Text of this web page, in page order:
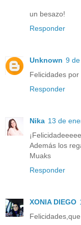
un besazo!
Responder
Unknown 9
Felicidades
Responder
Nika 13 de
Además los
Muaks
Responder
XONIA DIEGO